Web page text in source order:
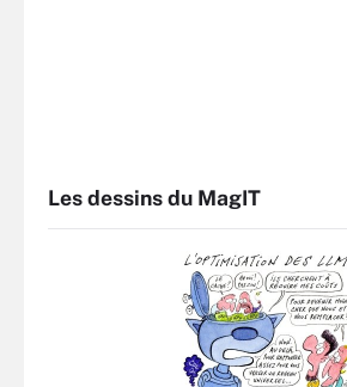
Les dessins du MagIT